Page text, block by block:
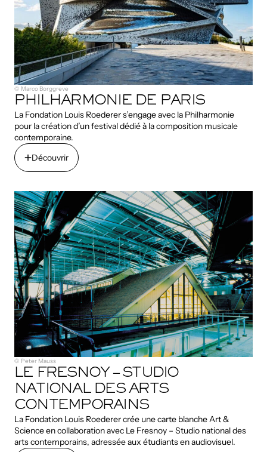
© Marco Borggreve
PHILHARMONIE DE PARIS
La Fondation Louis Roederer s’engage avec la Philharmonie
pour la création d’un festival dédié à la composition musicale
contemporaine.
Découvrir
© Peter Mauss
LE FRESNOY – STUDIO
NATIONAL DES ARTS
CONTEMPORAINS
La Fondation Louis Roederer crée une carte blanche Art &
Science en collaboration avec Le Fresnoy – Studio national des
arts contemporains, adressée aux étudiants en audiovisuel.